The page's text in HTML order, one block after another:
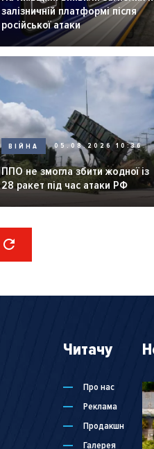
залізничній платформі після
російської атаки
ВІЙНА 05.08.2026 10:36
ППО не змогла збити жодної із
28 ракет під час атаки РФ
Читачу
Про нас
Реклама
Продакшн
Галерея